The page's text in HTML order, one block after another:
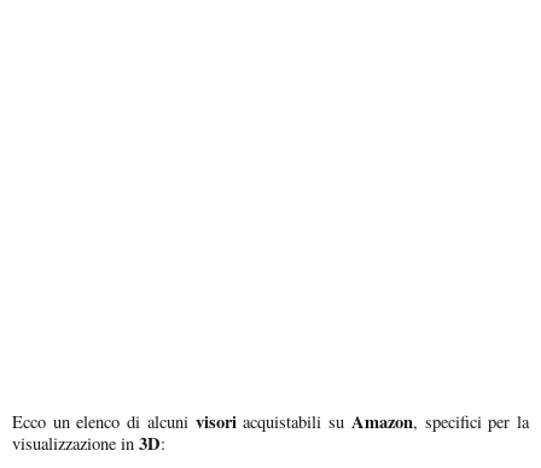
Ecco un elenco di alcunivisori acquistabili su Amazon, specifici per la
visualizzazione in 3D: